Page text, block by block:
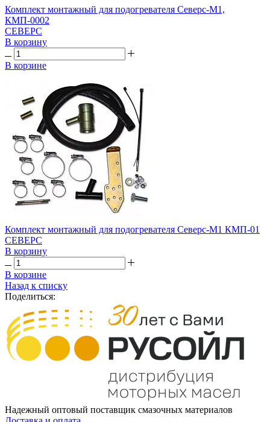
Комплект монтажный для подогревателя Северс-М1,
КМП-0002
СЕВЕРС
В корзину
В корзине
Комплект монтажный для подогревателя Северс-М1 КМП-01
СЕВЕРС
В корзину
В корзине
Назад к списку
Поделиться:
Надежный оптовый поставщик смазочных материалов